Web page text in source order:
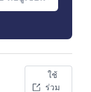
ใช้
ร่วม